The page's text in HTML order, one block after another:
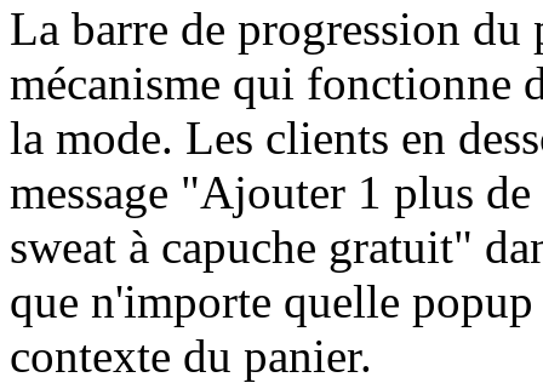
La barre de progression du
mécanisme qui fonctionne
la mode. Les clients en
message "Ajouter 1 plus
sweat à capuche gratuit"
que n'importe quelle
contexte du panier.